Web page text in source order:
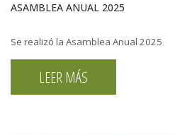
ASAMBLEA ANUAL 2025
Se realizó la Asamblea Anual 2025
LEER MÁS